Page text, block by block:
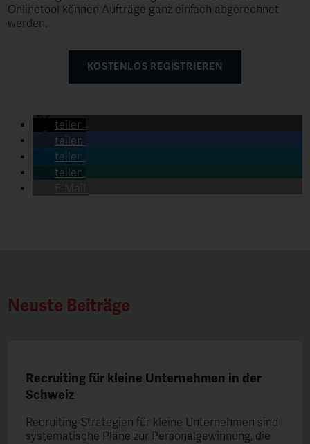
Onlinetool können Aufträge ganz einfach abgerechnet
werden.
KOSTENLOS REGISTRIEREN
teilen
teilen
teilen
teilen
Neuste Beiträge
Recruiting für kleine Unternehmen in der
Schweiz
Recruiting-Strategien für kleine Unternehmen sind
systematische Pläne zur Personalgewinnung, die